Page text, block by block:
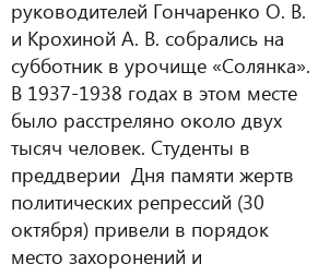
руководителей Гончаренко О. В.
и Крохиной А. В. собрались на
субботник в урочище «Солянка».
В 1937-1938 годах в этом месте
было расстреляно около двух
тысяч человек. Студенты в
преддверии Дня памяти жертв
политических репрессий (30
октября) привели в порядок
место захоронений и